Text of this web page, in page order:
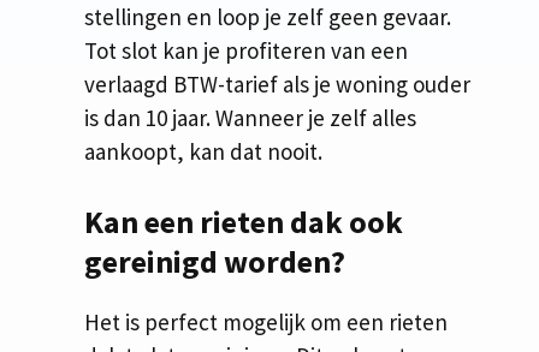
stellingen en loop je zelf geen gevaar.
Tot slot kan je profiteren van een
verlaagd BTW-tarief als je woning ouder
is dan 10 jaar. Wanneer je zelf alles
aankoopt, kan dat nooit.
Kan een rieten dak ook
gereinigd worden?
Het is perfect mogelijk om een rieten